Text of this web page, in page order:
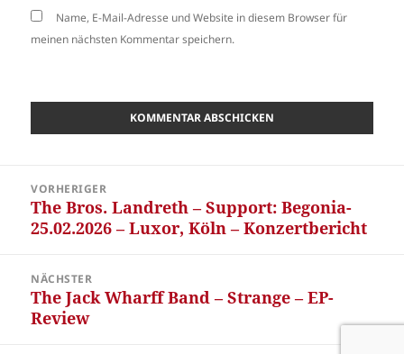
Name, E-Mail-Adresse und Website in diesem Browser für
meinen nächsten Kommentar speichern.
VORHERIGER
Vorheriger
Beitrag:
The Bros. Landreth – Support: Begonia-
25.02.2026 – Luxor, Köln – Konzertbericht
NÄCHSTER
Nächster
Beitrag:
The Jack Wharff Band – Strange – EP-
Review